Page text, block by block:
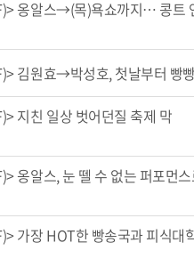
옹알스→(목)욕쇼까지… 콩트
김원효→박성호, 첫날부터 빵
지친 일상 벗어던질 축제 막
옹알스, 눈 뗄 수 없는 퍼포먼
가장 HOT한 빵송국과 피식대